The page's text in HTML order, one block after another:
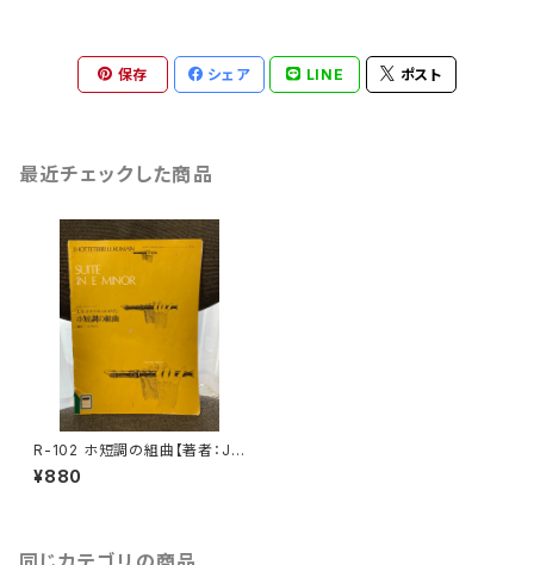
保存 シェア LINE ポスト
最近チェックした商品
R-102 ホ短調の組曲【著者：J.
オットテール・ル・ロマン】出版
社：全音楽譜出版社 1969年
¥880